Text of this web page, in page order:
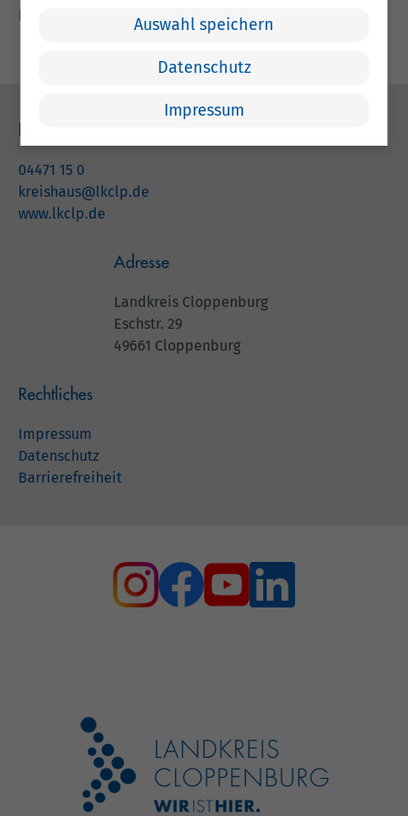
lohnt sich also.
04471 15 0
kreishaus@lkclp.de
www.lkclp.de
Adresse
Landkreis Cloppenburg
Eschstr. 29
49661 Cloppenburg
Rechtliches
Impressum
Datenschutz
Barrierefreiheit
Auswahl speichern
Datenschutz
Impressum